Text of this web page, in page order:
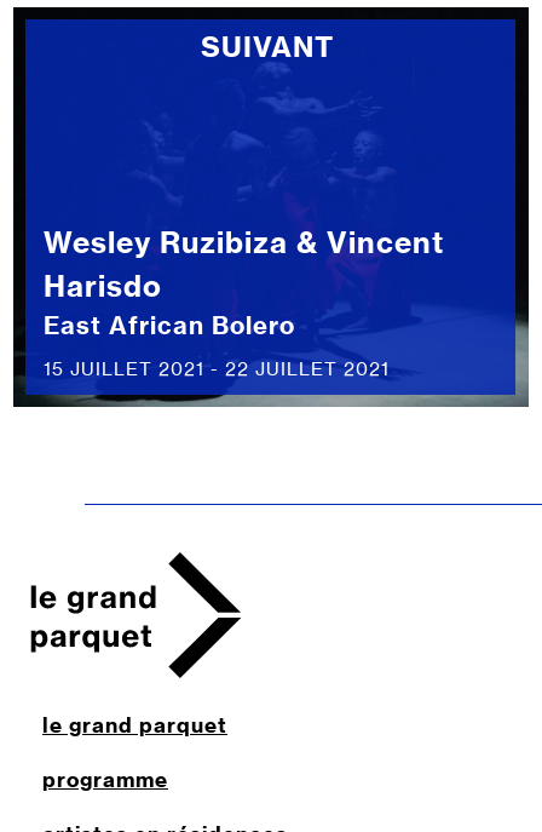
SUIVANT
Wesley Ruzibiza & Vincent
Harisdo
East African Bolero
15 JUILLET 2021 - 22 JUILLET 2021
le grand parquet
programme